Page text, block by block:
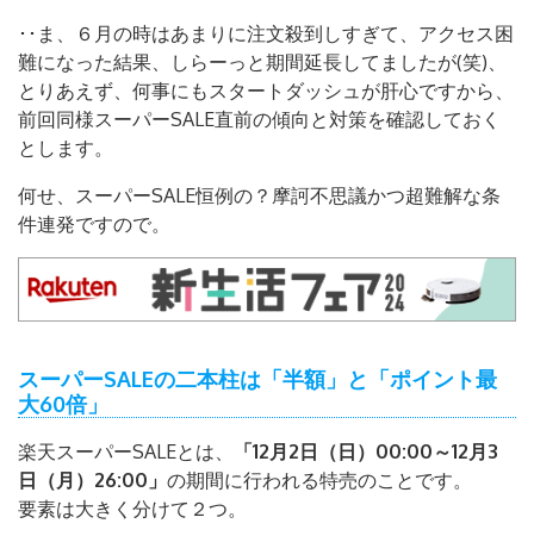
･･ま、６月の時はあまりに注文殺到しすぎて、アクセス困
難になった結果、しらーっと期間延長してましたが(笑)、
とりあえず、何事にもスタートダッシュが肝心ですから、
前回同様スーパーSALE直前の傾向と対策を確認しておく
とします。
何せ、スーパーSALE恒例の？摩訶不思議かつ超難解な条
件連発ですので。
スーパーSALEの二本柱は「半額」と「ポイント最
大60倍」
楽天スーパーSALEとは、
「12月2日（日）00:00～12月3
日（月）26:00」 の期間に行われる特売のことです。
要素は大きく分けて２つ。